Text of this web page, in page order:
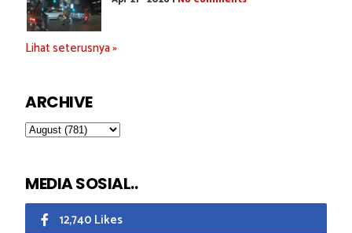
Lihat seterusnya »
ARCHIVE
MEDIA SOSIAL..
12,740 Likes